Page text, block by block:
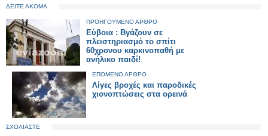
ΔΕΙΤΕ ΑΚΟΜΑ
ΠΡΟΗΓΟΥΜΕΝΟ ΑΡΘΡΟ
Εύβοια : Βγάζουν σε
πλειστηριασμό το σπίτι
60χρονου καρκινοπαθή με
ανήλικο παιδί!
ΕΠΟΜΕΝΟ ΑΡΘΡΟ
Λίγες βροχές και παροδικές
χιονοπτώσεις στα ορεινά
ΣΧΟΛΙΑΣΤΕ